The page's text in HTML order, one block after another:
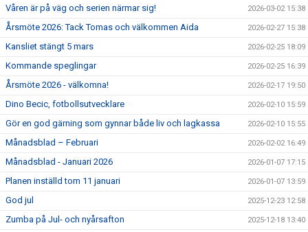
Våren är på väg och serien närmar sig! 2026-03-02 15:38
Årsmöte 2026: Tack Tomas och välkommen Aida 2026-02-27 15:38
Kansliet stängt 5 mars 2026-02-25 18:09
Kommande speglingar 2026-02-25 16:39
Årsmöte 2026 - välkomna! 2026-02-17 19:50
Dino Becic, fotbollsutvecklare 2026-02-10 15:59
Gör en god gärning som gynnar både liv och lagkassa 2026-02-10 15:55
Månadsblad – Februari 2026-02-02 16:49
Månadsblad - Januari 2026 2026-01-07 17:15
Planen inställd tom 11 januari 2026-01-07 13:59
God jul 2025-12-23 12:58
Zumba på Jul- och nyårsafton 2025-12-18 13:40